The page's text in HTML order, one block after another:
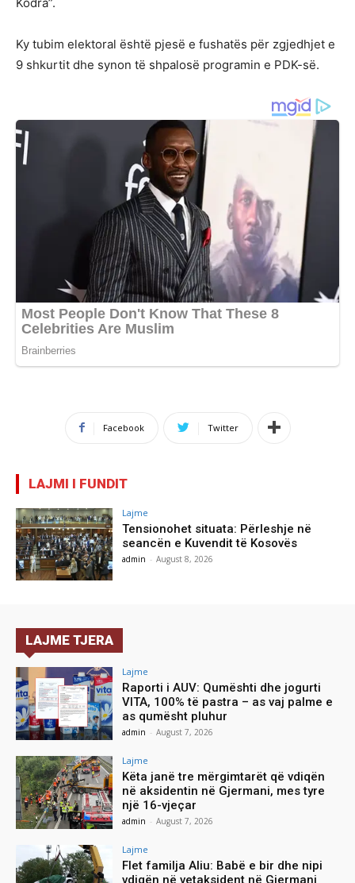
Ky tubim elektoral është pjesë e fushatës për zgjedhjet e
9 shkurtit dhe synon të shpalosë programin e PDK-së.
Facebook Twitter
LAJMI I FUNDIT
Lajme
Tensionohet situata: Përleshje në
seancën e Kuvendit të Kosovës
admin - August 8, 2026
LAJME TJERA
Lajme
Raporti i AUV: Qumështi dhe jogurti
VITA, 100% të pastra – as vaj palme e
as qumësht pluhur
admin - August 7, 2026
Lajme
Këta janë tre mërgimtarët që vdiqën
në aksidentin në Gjermani, mes tyre
një 16-vjeçar
admin - August 7, 2026
Lajme
Flet familja Aliu: Babë e bir dhe nipi
vdiqën në vetaksident në Gjermani